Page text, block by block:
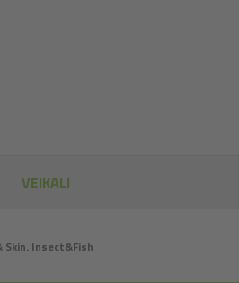
Skin. Insect&Fish
VEIKALI